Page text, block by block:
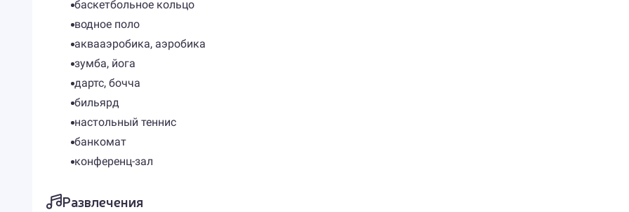
баскетбольное кольцо
водное поло
аквааэробика, аэробика
зумба, йога
дартс, бочча
бильярд
настольный теннис
банкомат
конференц-зал
Развлечения